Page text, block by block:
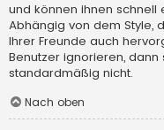
und können ihnen schnell
Abhängig von dem Style,
Ihrer Freunde auch
Benutzer ignorieren,
standardmäßig nicht.
Nach oben